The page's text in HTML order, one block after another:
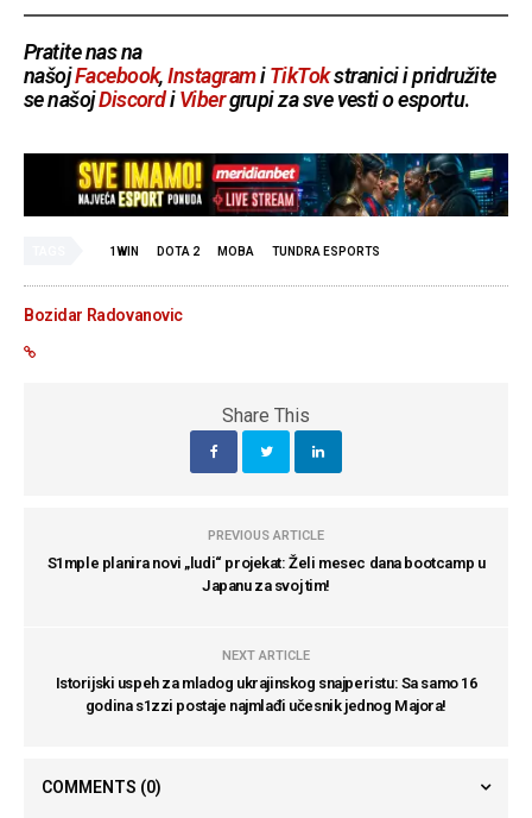
Pratite nas na
našojFacebook,InstagramiTikTokstranici i pridružite
se našojDiscordiVibergrupi za sve vesti o esportu.
1WIN DOTA 2 MOBA TUNDRA ESPORTS
Bozidar Radovanovic
Share This
PREVIOUS ARTICLE
S1mple planira novi „ludi“ projekat: Želi mesec dana bootcamp u
Japanu za svoj tim!
NEXT ARTICLE
Istorijski uspeh za mladog ukrajinskog snajperistu: Sa samo 16
godina s1zzi postaje najmlađi učesnik jednog Majora!
COMMENTS (0)